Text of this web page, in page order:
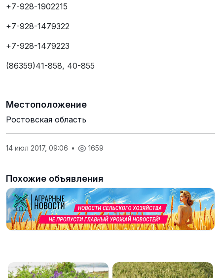
+7-928-1902215
+7-928-1479322
+7-928-1479223
(86359)41-858, 40-855
Местоположение
Ростовская область
14 июл 2017, 09:06 • 1659
Похожие объявления